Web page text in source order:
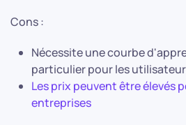
Cons :
Nécessite une courbe
particulier pour les
Les prix peuvent être élevés
entreprises